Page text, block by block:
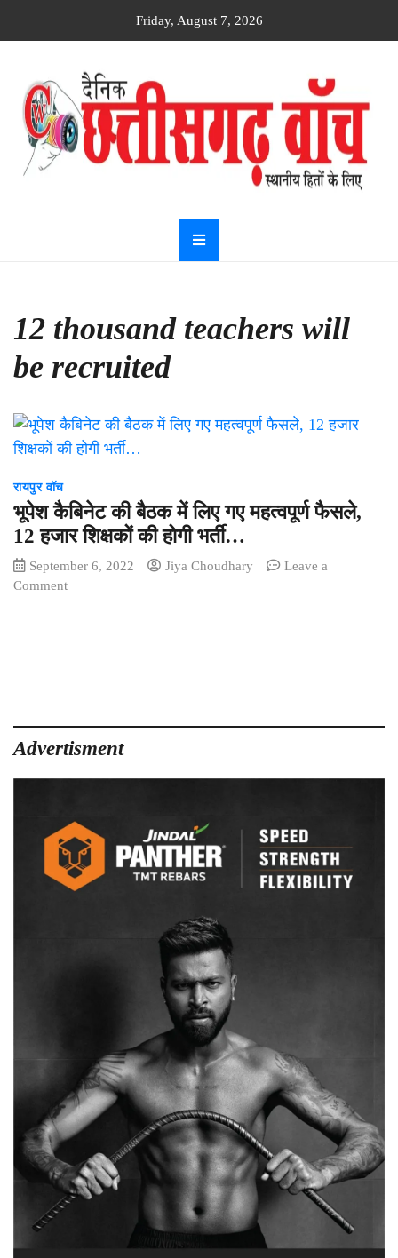
Friday, August 7, 2026
Dainik
Chhattisgarh
watch
12 thousand teachers will
be recruited
रायपुर वॉच
भूपेश कैबिनेट की बैठक में लिए गए महत्वपूर्ण फैसले,
12 हजार शिक्षकों की होगी भर्ती…
September 6, 2022 Jiya Choudhary
Leave a
Commenton
महत्वपूर्ण
फैसले,
12
शिक्षकों
की
होगी
भर्ती…
Advertisment